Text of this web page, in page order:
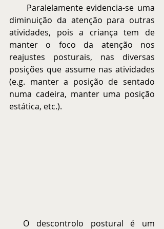
diminuição da atenção para outras
atividades, pois a criança tem de
manter o foco da atenção nos
reajustes posturais, nas diversas
posições que assume nas atividades
(e.g. manter a posição de sentado
numa cadeira, manter uma posição
estática, etc.).